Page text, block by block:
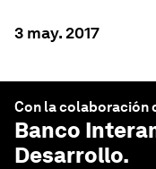
3 may. 2017
Con la colaboración
Banco
Desarrollo.